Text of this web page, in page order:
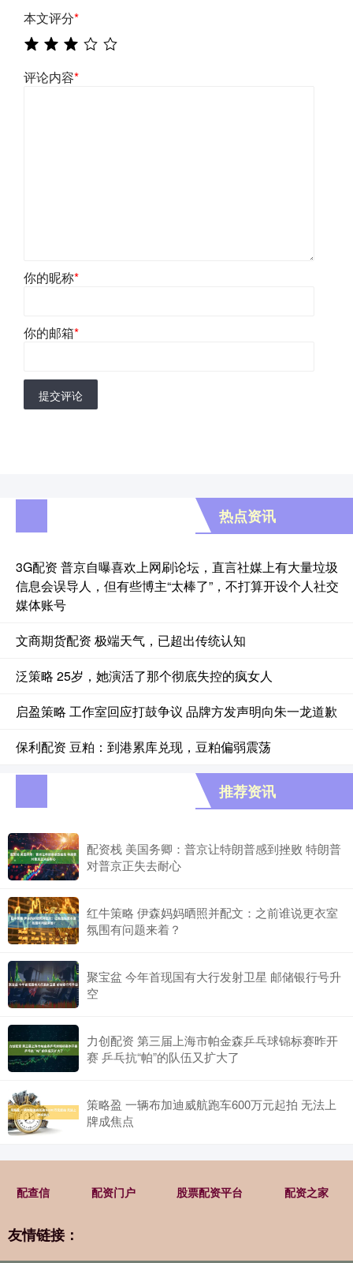
本文评分*
评论内容*
你的昵称*
你的邮箱*
提交评论
热点资讯
3G配资 普京自曝喜欢上网刷论坛，直言社媒上有大量垃圾
信息会误导人，但有些博主“太棒了”，不打算开设个人社交
媒体账号
文商期货配资 极端天气，已超出传统认知
泛策略 25岁，她演活了那个彻底失控的疯女人
启盈策略 工作室回应打鼓争议 品牌方发声明向朱一龙道歉
保利配资 豆粕：到港累库兑现，豆粕偏弱震荡
推荐资讯
配资栈 美国务卿：普京让特朗普感到挫败 特朗普
对普京正失去耐心
红牛策略 伊森妈妈晒照并配文：之前谁说更衣室
氛围有问题来着？
聚宝盆 今年首现国有大行发射卫星 邮储银行号升
空
力创配资 第三届上海市帕金森乒乓球锦标赛昨开
赛 乒乓抗“帕”的队伍又扩大了
策略盈 一辆布加迪威航跑车600万元起拍 无法上
牌成焦点
配查信 配资门户 股票配资平台 配资之家
友情链接：